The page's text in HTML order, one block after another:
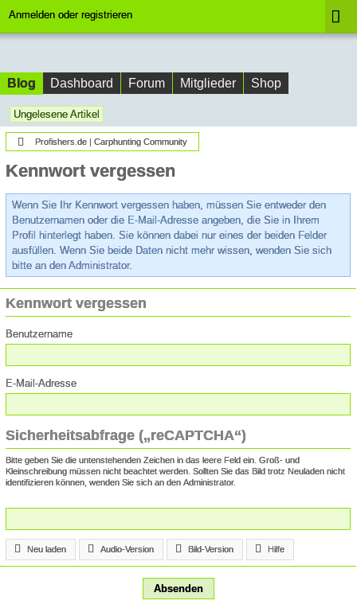
Anmelden oder registrieren
Blog Dashboard Forum Mitglieder Shop
Ungelesene Artikel
Profishers.de | Carphunting Community
Kennwort vergessen
Wenn Sie Ihr Kennwort vergessen haben, müssen Sie entweder den
Benutzernamen oder die E-Mail-Adresse angeben, die Sie in Ihrem
Profil hinterlegt haben. Sie können dabei nur eines der beiden Felder
ausfüllen. Wenn Sie beide Daten nicht mehr wissen, wenden Sie sich
bitte an den Administrator.
Kennwort vergessen
Benutzername
E-Mail-Adresse
Sicherheitsabfrage („reCAPTCHA“)
Bitte geben Sie die untenstehenden Zeichen in das leere Feld ein. Groß- und
Kleinschreibung müssen nicht beachtet werden. Sollten Sie das Bild trotz Neuladen nicht
identifizieren können, wenden Sie sich an den Administrator.
Neu laden Audio-Version Bild-Version Hilfe